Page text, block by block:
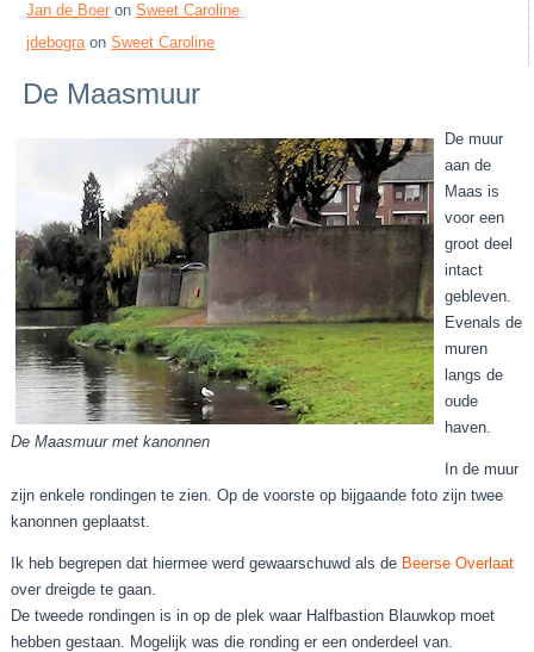
Jan de Boer onSweet Caroline
jdebograonSweet Caroline
De Maasmuur
De Maasmuur met kanonnen
De muur
aan de
Maas is
voor een
groot deel
intact
gebleven.
Evenals de
muren
langs de
oude
haven.
In de muur
zijn enkele rondingen te zien. Op de voorste op bijgaande foto zijn twee
kanonnen geplaatst.
Ik heb begrepen dat hiermee werd gewaarschuwd als de Beerse Overlaat
over dreigde te gaan.
De tweede rondingen is in op de plek waar Halfbastion Blauwkop moet
hebben gestaan. Mogelijk was die ronding er een onderdeel van.